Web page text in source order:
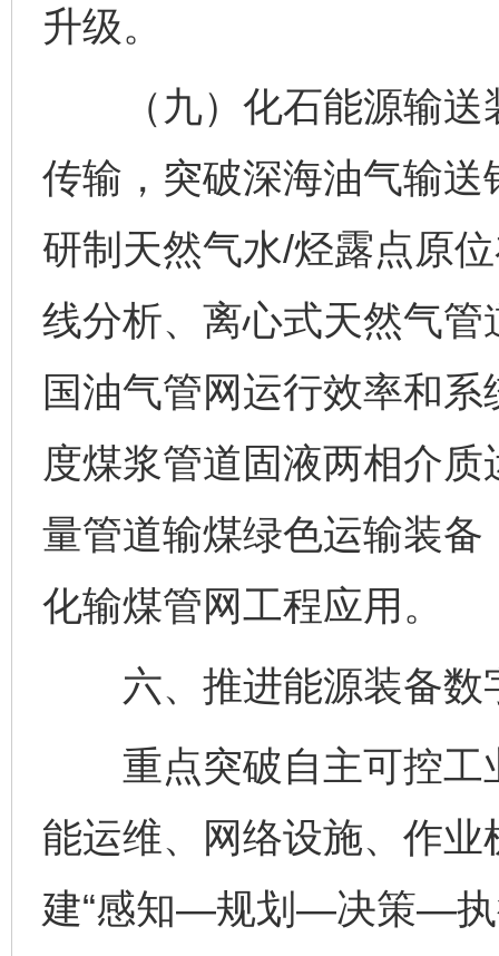
升级。
（九）化石能源输送
传输，突破深海油气输
研制天然气水/烃露点原
线分析、离心式天然气
国油气管网运行效率和
度煤浆管道固液两相介
量管道输煤绿色运输装
化输煤管网工程应用。
六、推进能源装备数
重点突破自主可控工
能运维、网络设施、作
建“感知—规划—决策—执